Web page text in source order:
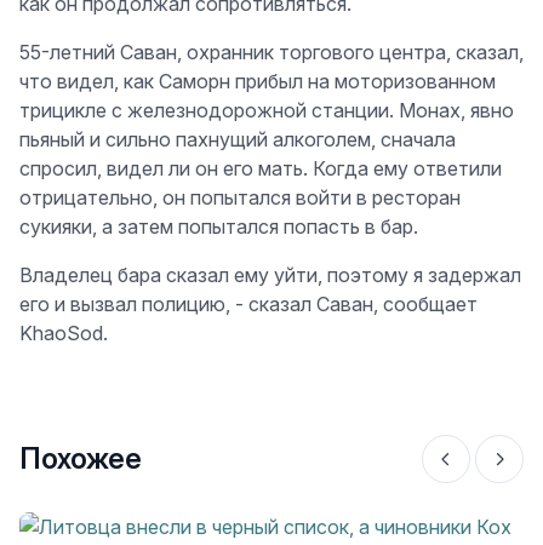
55-летний Саван, охранник торгового центра, сказал,
что видел, как Саморн прибыл на моторизованном
трицикле с железнодорожной станции. Монах, явно
пьяный и сильно пахнущий алкоголем, сначала
спросил, видел ли он его мать. Когда ему ответили
отрицательно, он попытался войти в ресторан
сукияки, а затем попытался попасть в бар.
Владелец бара сказал ему уйти, поэтому я задержал
его и вызвал полицию, - сказал Саван, сообщает
KhaoSod.
Похожее